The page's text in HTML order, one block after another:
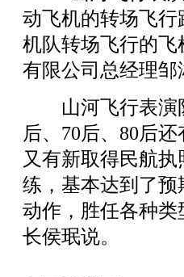
动飞机的转场飞
机队转场飞行的
有限公司总经理邹
山河飞行表演队
后、70后、80后
又有新取得民航
练，基本达到了
动作，胜任各种
长侯珉说。